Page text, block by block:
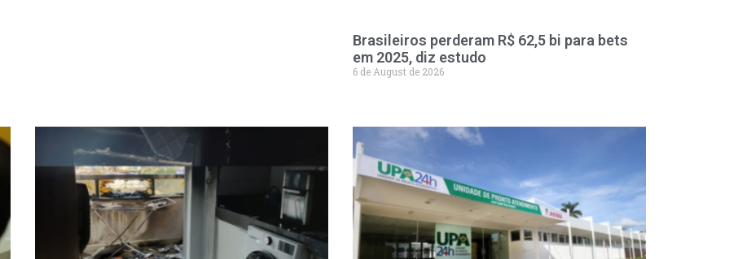
Brasileiros perderam R$ 62,5 bi para bets
em 2025, diz estudo
6 de August de 2026